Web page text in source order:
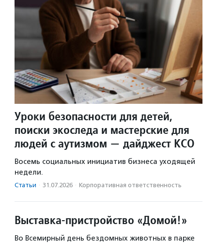
Уроки безопасности для детей,
поиски экоследа и мастерские для
людей с аутизмом — дайджест КСО
Восемь социальных инициатив бизнеса уходящей
недели.
Статьи · 31.07.2026 · Корпоративная ответственность
Выставка-пристройство «Домой!»
Во Всемирный день бездомных животных в парке